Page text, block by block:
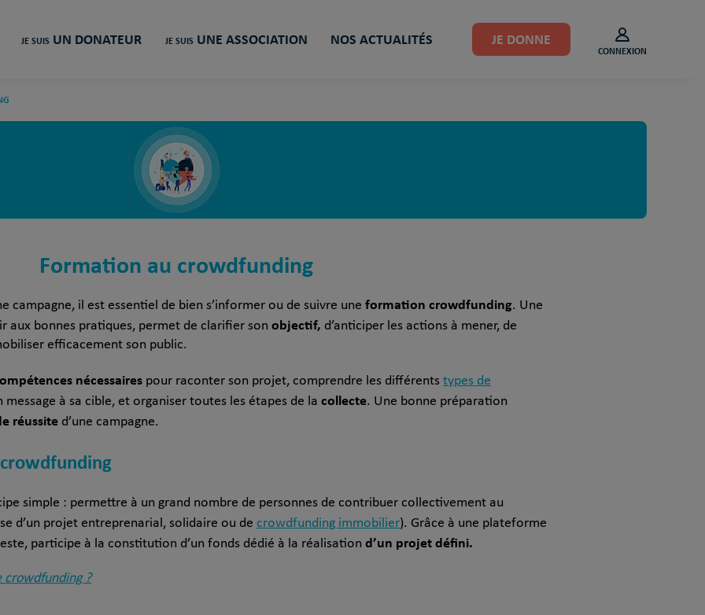
JE SUIS UN DONATEUR JE SUIS UNE ASSOCIATION NOS ACTUALITÉS JE DONNE
CONNEXION
Formation au crowdfunding
campagne, il est essentiel de bien s’informer ou de suivre une formation crowdfunding. Une
aux bonnes pratiques, permet de clarifier son objectif, d’anticiper les actions à mener, de
efficacement son public.
nécessaires pour raconter son projet, comprendre les différents types de
message à sa cible, et organiser toutes les étapes de la collecte. Une bonne préparation
réussite d’une campagne.
simple : permettre à un grand nombre de personnes de contribuer collectivement au
d’un projet entreprenarial, solidaire ou de crowdfunding immobilier). Grâce à une plateforme
participe à la constitution d’un fonds dédié à la réalisation d’un projet défini.
crowdfunding ?